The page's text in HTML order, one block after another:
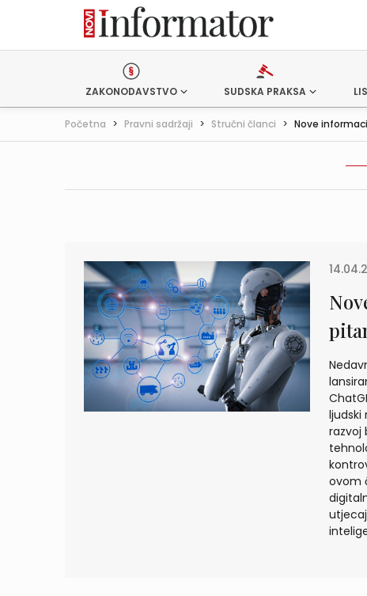
ZAKONODAVSTVO SUDSKA PRAKSA
Početna > Pravni sadržaji > Stručni članci > Nove
ljudski
razvoj
ovom